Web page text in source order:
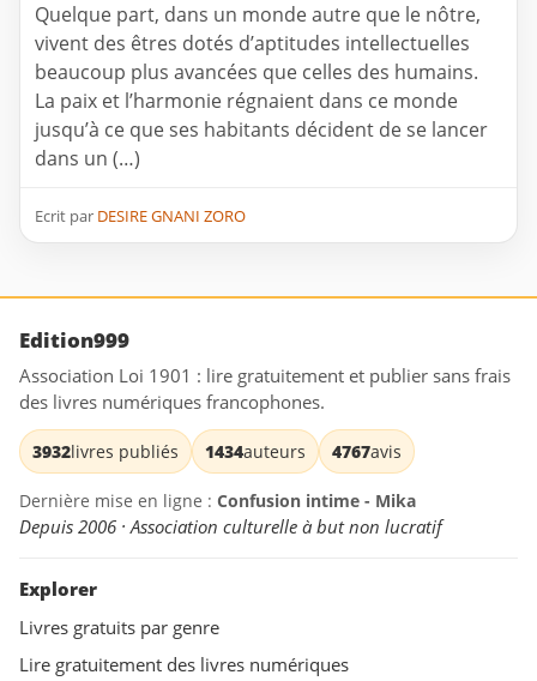
Quelque part, dans un monde autre que le nôtre,
vivent des êtres dotés d’aptitudes intellectuelles
beaucoup plus avancées que celles des humains.
La paix et l’harmonie régnaient dans ce monde
jusqu’à ce que ses habitants décident de se lancer
dans un (…)
Ecrit par DESIRE GNANI ZORO
Edition999
Association Loi 1901 : lire gratuitement et publier sans frais
des livres numériques francophones.
3932livres publiés 1434auteurs 4767avis
Dernière mise en ligne : Confusion intime - Mika
Depuis 2006 · Association culturelle à but non lucratif
Explorer
Livres gratuits par genre
Lire gratuitement des livres numériques